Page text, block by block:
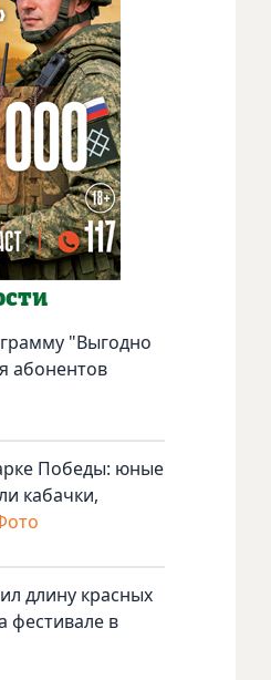
"Выгодно
абонентов
Победы: юные
кабачки,
длину красных
фестивале в